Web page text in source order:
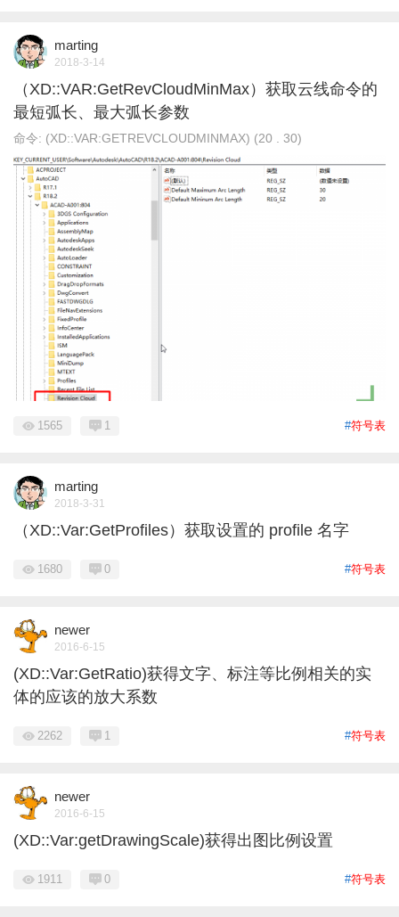
marting
2018-3-14
（XD::VAR:GetRevCloudMinMax）获取云线命令的
最短弧长、最大弧长参数
命令: (XD::VAR:GETREVCLOUDMINMAX) (20 . 30)
#符号表
1565 1
marting
2018-3-31
（XD::Var:GetProfiles）获取设置的 profile 名字
#符号表
1680 0
newer
2016-6-15
(XD::Var:GetRatio)获得文字、标注等比例相关的实
体的应该的放大系数
#符号表
2262 1
newer
2016-6-15
(XD::Var:getDrawingScale)获得出图比例设置
#符号表
1911 0